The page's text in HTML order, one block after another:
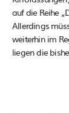
auf die Reihe
Allerdings
weiterhin im
liegen die